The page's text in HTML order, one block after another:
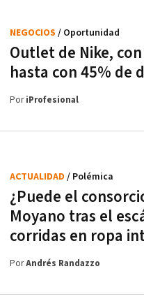
Outlet de Nike,
hasta con 45% de
NEGOCIOS / Oportunidad
PoriProfesional
¿Puede el
Moyano tras el
corridas en ropa
ACTUALIDAD / Polémica
PorAndrés Randazzo